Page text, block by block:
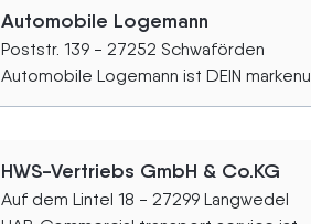
Automobile Logemann
Poststr. 139 - 27252 Schwaförden
Automobile Logemann ist DEIN
HWS-Vertriebs GmbH & Co.KG
Auf dem Lintel 18 - 27299 Langwedel